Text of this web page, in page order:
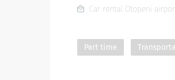
Car rental Otopeni
Part time